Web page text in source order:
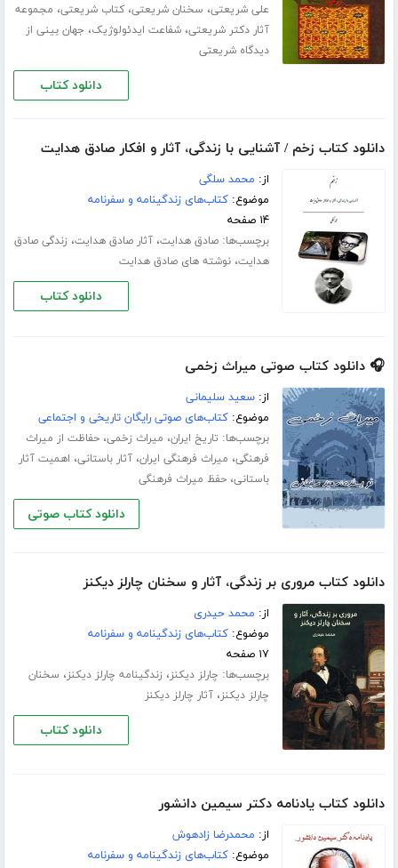
علی شریعتی، سخنان شریعتی،کتاب شریعتی، مجموعه
آثار دکتر شریعتی،شفاعت ایدئولوژیک، جهان بینی از
دیدگاه شریعتی
دانلود کتاب
دانلود کتاب زخم / آشنایی با زندگی، آثار و افکار صادق هدایت
از: محمد سلگی
موضوع:کتاب‌های زندگینامه و سفرنامه
۱۴ صفحه
برچسب‌ها:صادق هدایت،آثار صادق هدایت، زندگی صادق
هدایت،نوشته های صادق هدایت
دانلود کتاب
🎧 دانلود کتاب صوتی میراث زخمی
از:سعید سلیمانی
موضوع:کتاب‌های صوتی رایگان تاریخی و اجتماعی
برچسب‌ها: تاریخ ایران، میراث زخمی،حفاظت از میراث
فرهنگی، میراث فرهنگی ایران،آثار باستانی، اهمیت آثار
باستانی،حفظ میراث فرهنگی
دانلود کتاب صوتی
دانلود کتاب مروری بر زندگی، آثار و سخنان چارلز دیکنز
از: محمد حیدری
موضوع:کتاب‌های زندگینامه و سفرنامه
۱۷ صفحه
برچسب‌ها: چارلز دیکنز، زندگینامه چارلز دیکنز، سخنان
چارلز دیکنز،آثار چارلز دیکنز
دانلود کتاب
دانلود کتاب یادنامه دکتر سیمین دانشور
از: محمدرضا زادهوش
موضوع:کتاب‌های زندگینامه و سفرنامه